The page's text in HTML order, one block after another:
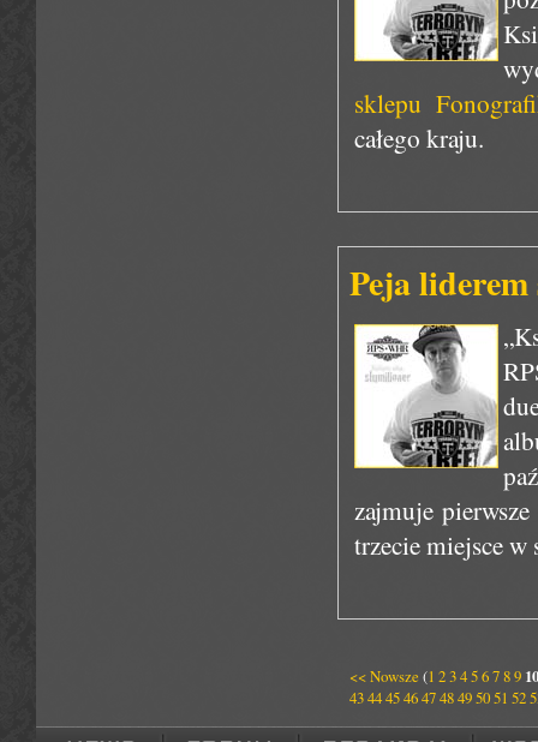
sklepu
całego kraju.
Peja
zajmuje
trzecie miejsce
<< Nowsze (1 23456789 10
434445464748495051 52